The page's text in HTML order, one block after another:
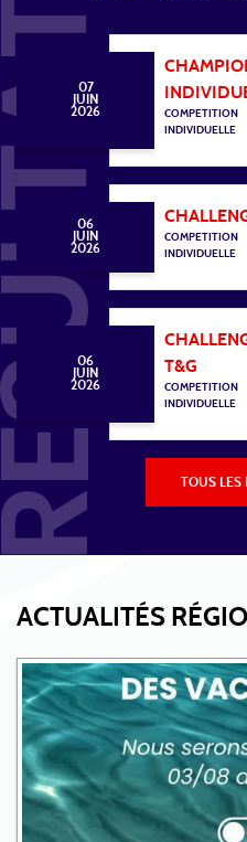
07
JUIN
2026
COMPETITION
INDIVIDUELLE
06
JUIN
2026
COMPETITION
INDIVIDUELLE
06
JUIN
2026
T&G
COMPETITION
INDIVIDUELLE
TOUS LES
ACTUALITÉS